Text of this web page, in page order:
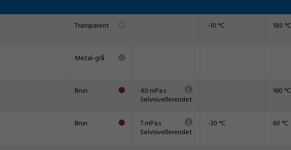
Transparent -10 °C 180 °C
Metal-grå
Brun 40 mPa.s
Selvnivellerendet
160 °C
Brun 7 mPa.s
Selvnivellerendet
-30 °C 60 °C